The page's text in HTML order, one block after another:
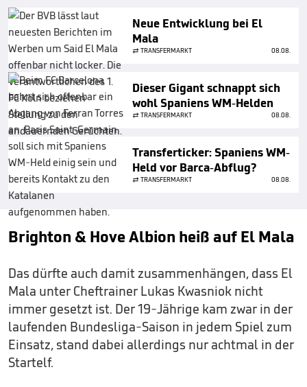
Neue Entwicklung bei El
Mala
TRANSFERMARKT 08.08.
Dieser Gigant schnappt sich
wohl Spaniens WM-Helden
TRANSFERMARKT 08.08.
Transferticker: Spaniens WM-
Held vor Barca-Abflug?
TRANSFERMARKT 08.08.
Brighton & Hove Albion heiß auf El Mala
Das dürfte auch damit zusammenhängen, dass El
Mala unter Cheftrainer Lukas Kwasniok nicht
immer gesetzt ist. Der 19-Jährige kam zwar in der
laufenden Bundesliga-Saison in jedem Spiel zum
Einsatz, stand dabei allerdings nur achtmal in der
Startelf.